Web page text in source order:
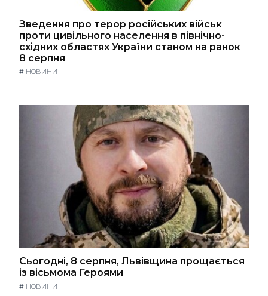
Зведення про терор російських військ
проти цивільного населення в північно-
східних областях України станом на ранок
8 серпня
# НОВИНИ
Сьогодні, 8 серпня, Львівщина прощається
із вісьмома Героями
# НОВИНИ